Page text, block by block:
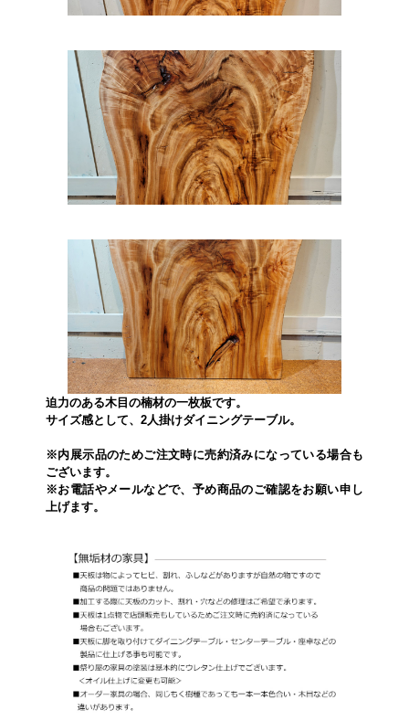
迫力のある木目の楠材の一枚板です。
サイズ感として、2人掛けダイニングテーブル。
※内展示品のためご注文時に売約済みになっている場合も
ございます。
※お電話やメールなどで、予め商品のご確認をお願い申し
上げます。